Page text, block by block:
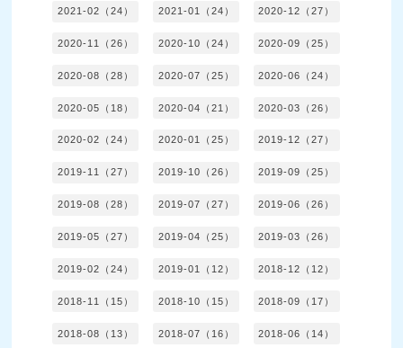
2021-02（24） 2021-01（24） 2020-12（27）
2020-11（26） 2020-10（24） 2020-09（25）
2020-08（28） 2020-07（25） 2020-06（24）
2020-05（18） 2020-04（21） 2020-03（26）
2020-02（24） 2020-01（25） 2019-12（27）
2019-11（27） 2019-10（26） 2019-09（25）
2019-08（28） 2019-07（27） 2019-06（26）
2019-05（27） 2019-04（25） 2019-03（26）
2019-02（24） 2019-01（12） 2018-12（12）
2018-11（15） 2018-10（15） 2018-09（17）
2018-08（13） 2018-07（16） 2018-06（14）